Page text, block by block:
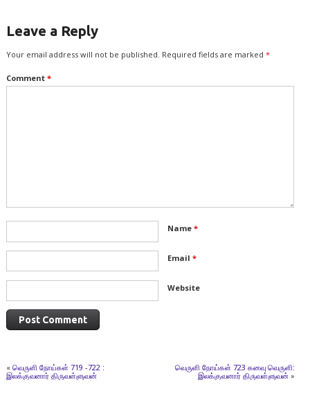
Leave a Reply
Your email address will not be published. Required fields are marked *
Comment *
Name *
Email *
Website
« வெருளி நோய்கள் 719 -722 :
இலக்குவனார் திருவள்ளுவன்
வெருளி நோய்கள் 723 கனவு வெருளி:
இலக்குவனார் திருவள்ளுவன் »